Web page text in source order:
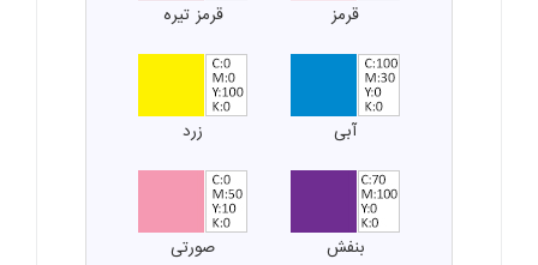
قرمز قرمز تیره
آبی زرد
بنفش صورتی